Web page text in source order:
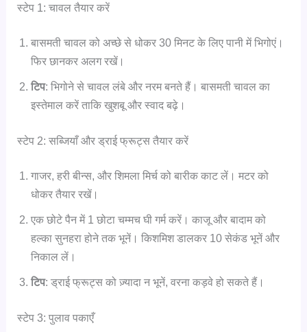
स्टेप 1: चावल तैयार करें
बासमती चावल को अच्छे से धोकर 30 मिनट के लिए पानी में भिगोएं।
फिर छानकर अलग रखें।
टिप: भिगोने से चावल लंबे और नरम बनते हैं। बासमती चावल का
इस्तेमाल करें ताकि खुशबू और स्वाद बढ़े।
स्टेप 2: सब्जियाँ और ड्राई फ्रूट्स तैयार करें
गाजर, हरी बीन्स, और शिमला मिर्च को बारीक काट लें। मटर को
धोकर तैयार रखें।
एक छोटे पैन में 1 छोटा चम्मच घी गर्म करें। काजू और बादाम को
हल्का सुनहरा होने तक भूनें। किशमिश डालकर 10 सेकंड भूनें और
निकाल लें।
टिप: ड्राई फ्रूट्स को ज़्यादा न भूनें, वरना कड़वे हो सकते हैं।
स्टेप 3: पुलाव पकाएँ